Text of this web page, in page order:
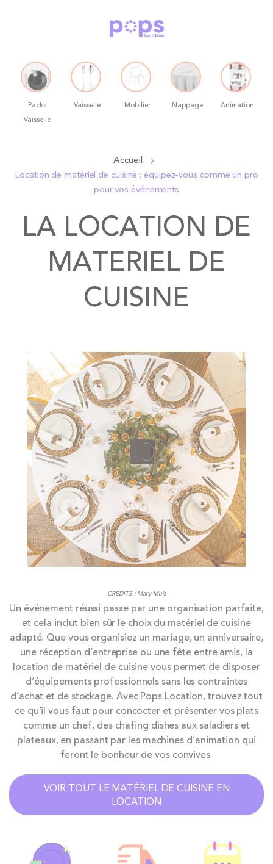
Packs
Vaisselle
Vaisselle Mobilier Nappage Animation
au
Accueil
Location de matériel de cuisine : équipez-vous comme un pro
pour vos événements
LA LOCATION DE
MATERIEL DE
CUISINE
CREDITS : Mary Muis
Un événement réussi passe par une organisation parfaite,
et cela inclut bien sûr le choix du matériel de cuisine
adapté. Que vous organisiez un mariage, un anniversaire,
une réception d’entreprise ou une fête entre amis, la
location de matériel de cuisine vous permet de disposer
d’équipements professionnels sans les contraintes
d’achat et de stockage. Avec Pops Location, trouvez tout
ce qu’il vous faut pour concocter et présenter vos plats
comme un chef, des chafing dishes aux saladiers et
plateaux, en passant par les machines d’animation qui
feront le bonheur de vos convives.
VOIR TOUT LE MATÉRIEL DE CUISINE EN
LOCATION